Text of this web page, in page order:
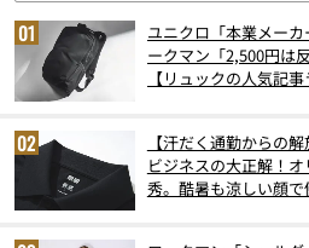
ユニクロ「本業メー
ークマン「2,500円は
【リュックの人気記
【汗だく通勤からの
ビジネスの大正解！
秀。酷暑も涼しい顔